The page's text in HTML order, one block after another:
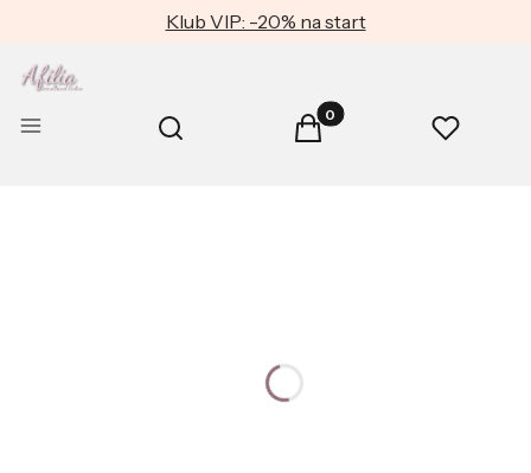
Klub VIP: -20% na start
Menu Otwórz wyszukiwarkę
Szukaj Produkty w koszyku: 0.
Koszyk Ulubione